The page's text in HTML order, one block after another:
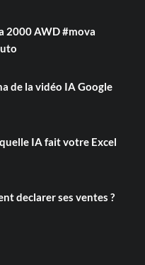
2000 AWD #mova
de la vidéo IA Google
IA fait votre Excel
declarer ses ventes ?